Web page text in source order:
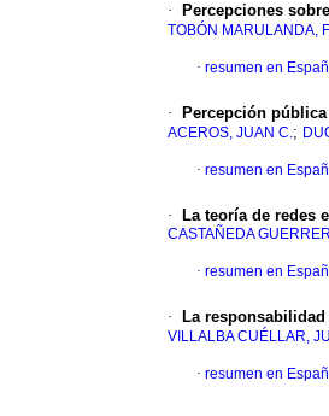
· Percepciones
TOBÓN MARULANDA,
· resumen en
· Percepción
ACEROS, JUAN C.;
· resumen en
· La teoría de redes
CASTAÑEDA
· resumen en
· La
VILLALBA CUÉLLAR,
· resumen en